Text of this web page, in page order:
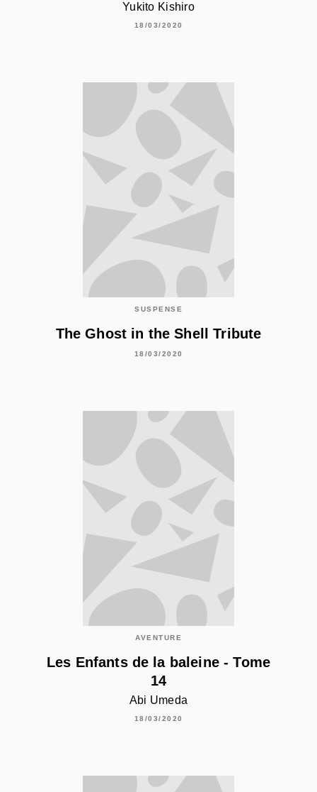
Yukito Kishiro
18/03/2020
SUSPENSE
The Ghost in the Shell Tribute
18/03/2020
AVENTURE
Les Enfants de la baleine - Tome
14
Abi Umeda
18/03/2020